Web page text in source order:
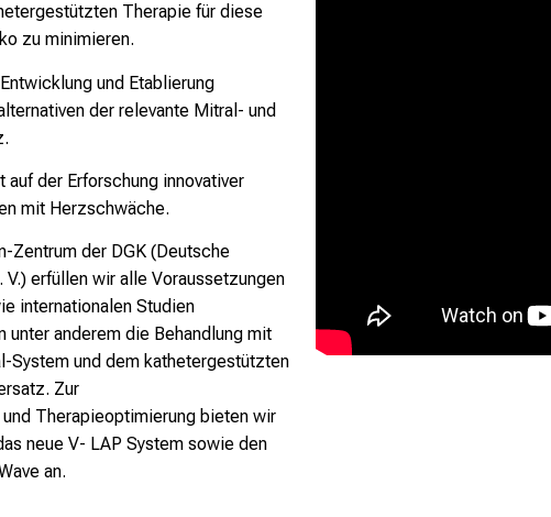
Therapie für diese
zu minimieren.
und Etablierung
der relevante Mitral- und
der Erforschung innovativer
mit Herzschwäche.
Zentrum der DGK (Deutsche
V.) erfüllen wir alle Voraussetzungen
internationalen Studien
unter anderem die Behandlung mit
System und dem kathetergestützten
Zur
Therapieoptimierung bieten wir
neue V- LAP System sowie den
an.